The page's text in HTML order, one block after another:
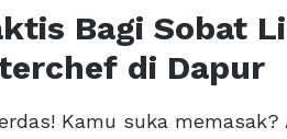
Bagi Sobat
di Dapur
Kamu suka